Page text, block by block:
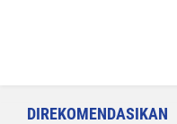
DIREKOMENDASIKAN